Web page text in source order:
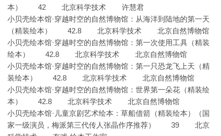
本） 42 北京科学技术 许慧君
小贝壳绘本馆·穿越时空的自然博物馆：从海洋到陆地的第一天
（精装绘本） 42.8 北京科学技术 北京自然博物馆
小贝壳绘本馆·穿越时空的自然博物馆：第一次使用工具（精装
绘本） 42.8 北京科学技术 北京自然博物馆
小贝壳绘本馆·穿越时空的自然博物馆：第一只恐龙飞上天（精
装绘本） 42.8 北京科学技术 北京自然博物馆
小贝壳绘本馆·穿越时空的自然博物馆：世界第一朵花（精装绘
本） 42.8 北京科学技术 北京自然博物馆
小贝壳绘本馆·儿童京剧艺术绘本：草船借箭（精装绘本）（国
家一级演员，梅派第三代传人张晶作序推荐） 39 北京